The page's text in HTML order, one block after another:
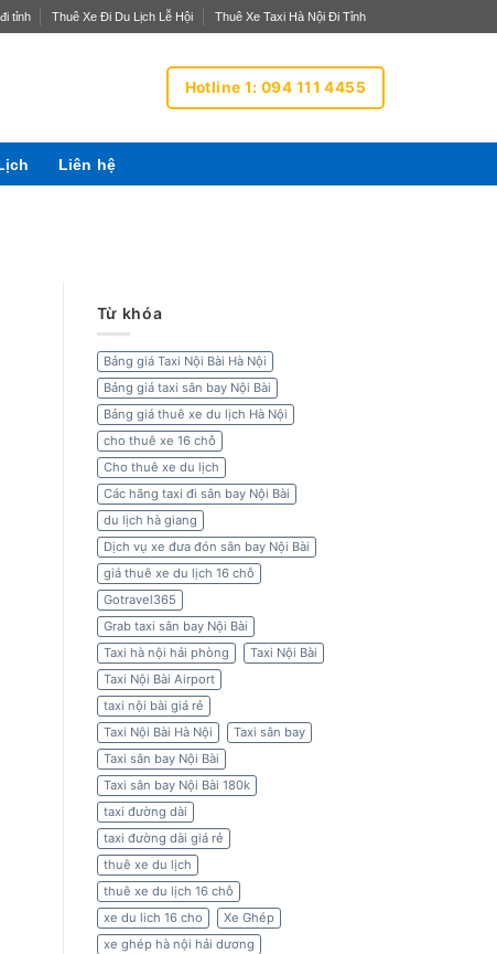
tỉnh Thuê Xe Đi Du Lịch Lễ Hội Thuê Xe Taxi Hà Nội Đi Tỉnh
Hotline 1: 094 111 4455
Liên hệ
Từ khóa
Bảng giá Taxi Nội Bài Hà Nội
Bảng giá taxi sân bay Nội Bài
Bảng giá thuê xe du lịch Hà Nội
cho thuê xe 16 chỗ
Cho thuê xe du lịch
Các hãng taxi đi sân bay Nội Bài
du lịch hà giang
Dịch vụ xe đưa đón sân bay Nội Bài
giá thuê xe du lịch 16 chỗ
Gotravel365
Grab taxi sân bay Nội Bài
Taxi hà nội hải phòng
Taxi Nội Bài
Taxi Nội Bài Airport
taxi nội bài giá rẻ
Taxi Nội Bài Hà Nội
Taxi sân bay
Taxi sân bay Nội Bài
Taxi sân bay Nội Bài 180k
taxi đường dài
taxi đường dài giá rẻ
thuê xe du lịch
thuê xe du lịch 16 chỗ
xe du lich 16 cho
Xe Ghép
xe ghép hà nội hải dương